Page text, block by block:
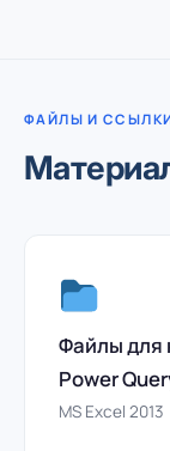
ФАЙЛЫ И
Файлы для
Power
MS Excel 2013